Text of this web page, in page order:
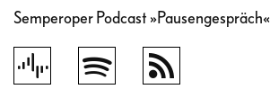
Semperoper Podcast »Pausengespräch«